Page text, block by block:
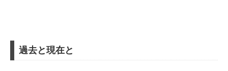
過去と現在と